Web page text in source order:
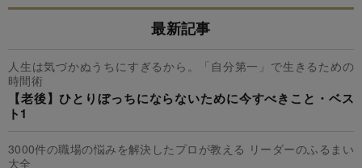
最新記事
人生は気づかぬうちにすぎるから。「自分第一」で生きるための
時間術
【老後】ひとりぼっちにならないために今すべきこと・ベス
ト1
3000件の職場の悩みを解決したプロが教える リーダーのふるまい
大全